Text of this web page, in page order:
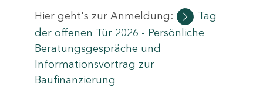
Hier geht's zur Anmeldung:
Tag
der offenen Tür 2026 - Persönliche
Beratungsgespräche und
Informationsvortrag zur
Baufinanzierung